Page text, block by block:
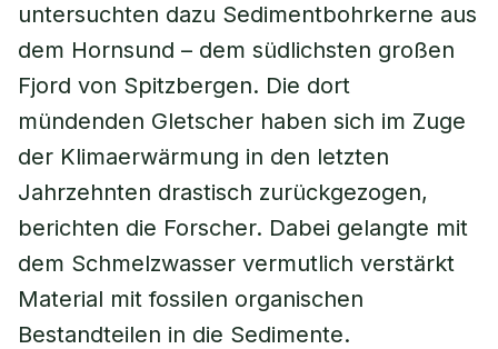
untersuchten dazu Sedimentbohrkerne aus
dem Hornsund – dem südlichsten großen
Fjord von Spitzbergen. Die dort
mündenden Gletscher haben sich im Zuge
der Klimaerwärmung in den letzten
Jahrzehnten drastisch zurückgezogen,
berichten die Forscher. Dabei gelangte mit
dem Schmelzwasser vermutlich verstärkt
Material mit fossilen organischen
Bestandteilen in die Sedimente.